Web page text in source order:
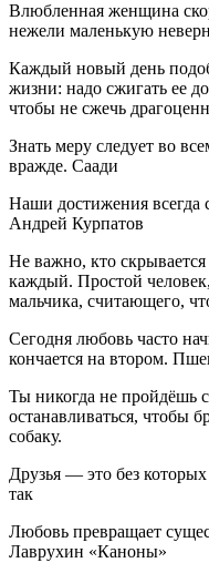
Влюбленная женщина
нежели маленькую
Каждый новый день
жизни: надо сжигать ее
чтобы не сжечь
Знать меру следует во
вражде. Саади
Наши достижения всегда
Андрей Курпатов
Не важно, кто
каждый. Простой
мальчика, считающего,
Сегодня любовь часто
кончается на втором.
Ты никогда не пройдёшь
останавливаться, чтобы
собаку.
Друзья — это без
так
Любовь превращает
Лаврухин «Каноны»